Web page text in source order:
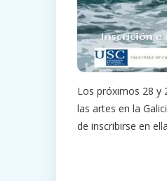
Los próximos 28 y
las artes en la
de inscribirse en